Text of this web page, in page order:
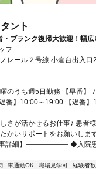
ント
ブランク復帰大歓迎！幅
フ
レール２号線 小倉台出入口
千城台北出入口2徒歩約13分
県）出入口1徒歩約16分 千
台駅より徒歩16分★車通勤
のうち週5日勤務 【早番】
番】10:00～19:00 【遅番
さが活かせるお仕事♪ 患者
かいサポートをお願いします
細】―――――― ◆入院患
車通勤OK 職場見学可 経験者